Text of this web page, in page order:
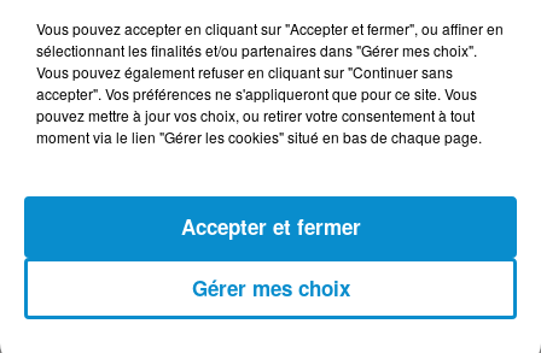
YouTube, on le voit cuisiner en plein air, préparant par
exemple une omelette aux champignons sauvages
assaisonnée de Ras El Hanout, une célèbre épice
marocaine. Cette expérience culinaire a renforcé son
sûrement influencé sa participation à ce concours.
Une reconnaissance mondiale
La victoire de la cuisine marocaine dans ce concours
témoigne de son attrait mondial. Les internautes ont
Vous pouvez accepter en cliquant sur "Accepter et fermer", ou affiner en
sélectionnant les finalités et/ou partenaires dans "Gérer mes choix".
Vous pouvez également refuser en cliquant sur "Continuer sans
accepter". Vos préférences ne s'appliqueront que pour ce site. Vous
pouvez mettre à jour vos choix, ou retirer votre consentement à tout
moment via le lien "Gérer les cookies" situé en bas de chaque page.
Gérer mes choix
Accepter et fermer